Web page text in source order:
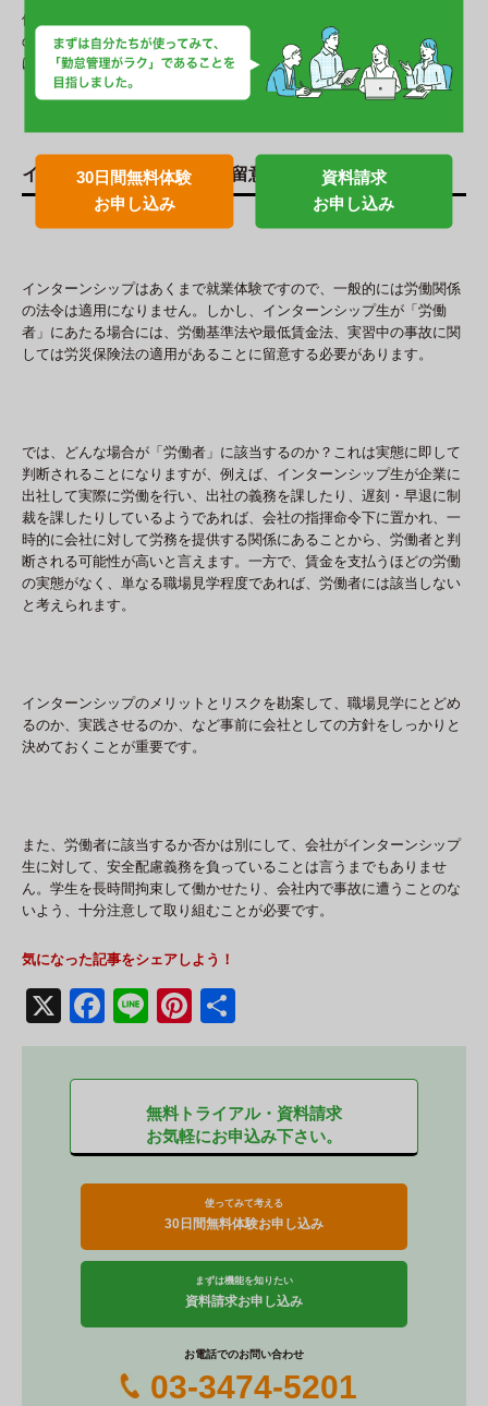
30日間無料体験
お申し込み
資料請求
お申し込み
他社との差別化やミスマッチのない人材採用。なかなか難しいこれら
の課題を中小企業がクリアするためのヒントのひとつは、実は「急が
ば回れ」の充実したインターンシップにあるのかも知れません。
インターンシップの法的な留意点
インターンシップはあくまで就業体験ですので、一般的には労働関係
の法令は適用になりません。しかし、インターンシップ生が「労働
者」にあたる場合には、労働基準法や最低賃金法、実習中の事故に関
しては労災保険法の適用があることに留意する必要があります。
では、どんな場合が「労働者」に該当するのか？これは実態に即して
判断されることになりますが、例えば、インターンシップ生が企業に
出社して実際に労働を行い、出社の義務を課したり、遅刻・早退に制
裁を課したりしているようであれば、会社の指揮命令下に置かれ、一
時的に会社に対して労務を提供する関係にあることから、労働者と判
断される可能性が高いと言えます。一方で、賃金を支払うほどの労働
の実態がなく、単なる職場見学程度であれば、労働者には該当しない
と考えられます。
インターンシップのメリットとリスクを勘案して、職場見学にとどめ
るのか、実践させるのか、など事前に会社としての方針をしっかりと
決めておくことが重要です。
また、労働者に該当するか否かは別にして、会社がインターンシップ
生に対して、安全配慮義務を負っていることは言うまでもありませ
ん。学生を長時間拘束して働かせたり、会社内で事故に遭うことのな
いよう、十分注意して取り組むことが必要です。
気になった記事をシェアしよう！
X
F
a
c
b
o
k
Li
n
e
Pi
nt
er
e
st
有
無料トライアル・資料請求
お気軽にお申込み下さい。
使ってみて考える
30日間無料体験お申し込み
まずは機能を知りたい
資料請求お申し込み
お電話でのお問い合わせ
03-3474-5201